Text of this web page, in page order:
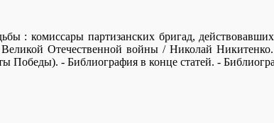
: комиссары партизанских бригад,
Отечественной войны / Николай
Победы). - Библиография в конце статей. -